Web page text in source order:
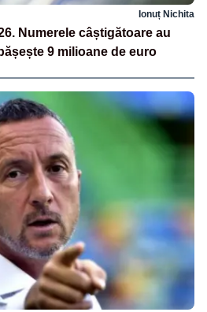
Ionuț Nichita
Numerele câștigătoare au
9 milioane de euro